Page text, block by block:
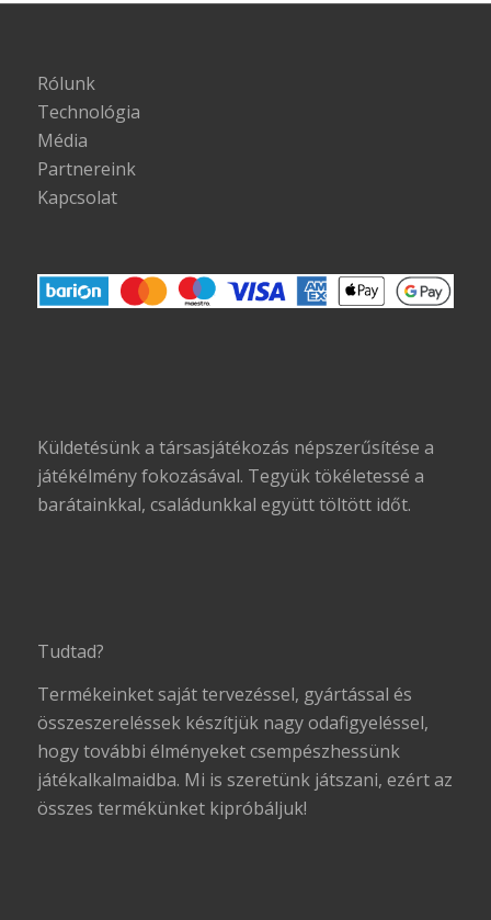
Rólunk
Technológia
Média
Partnereink
Kapcsolat
Küldetésünk a társasjátékozás népszerűsítése a
játékélmény fokozásával. Tegyük tökéletessé a
barátainkkal, családunkkal együtt töltött időt.
Tudtad?
Termékeinket saját tervezéssel, gyártással és
összeszereléssek készítjük nagy odafigyeléssel,
hogy további élményeket csempészhessünk
játékalkalmaidba. Mi is szeretünk játszani, ezért az
összes termékünket kipróbáljuk!